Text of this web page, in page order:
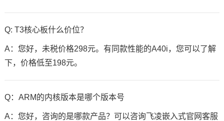
Q: T3核心板什么价位？
A：您好，未税价格298元。有同款性能的A40i，您可以了解
下，价格低至198元。
Q：ARM的内核版本是哪个版本号
A：您好，咨询的是哪款产品？可以咨询飞凌嵌入式官网客服